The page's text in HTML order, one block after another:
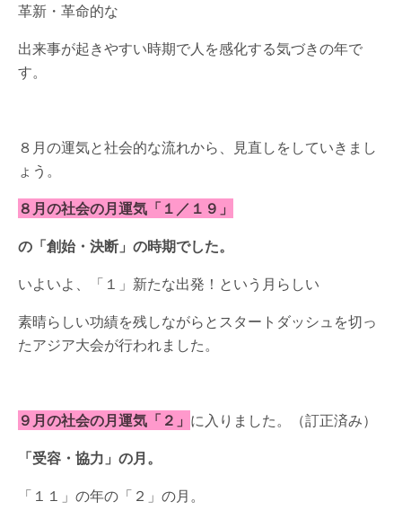
革新・革命的な
出来事が起きやすい時期で人を感化する気づきの年で
す。
８月の運気と社会的な流れから、見直しをしていきまし
ょう。
８月の社会の月運気「１／１９」
の「創始・決断」の時期でした。
いよいよ、「１」新たな出発！という月らしい
素晴らしい功績を残しながらとスタートダッシュを切っ
たアジア大会が行われました。
９月の社会の月運気「２」 に入りました。（訂正済み）
「受容・協力」の月。
「１１」の年の「２」の月。